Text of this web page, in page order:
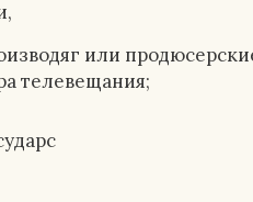
или
телевещания;